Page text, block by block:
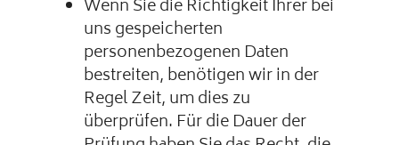
Wenn Sie die Richtigkeit Ihrer bei
uns gespeicherten
personenbezogenen Daten
bestreiten, benötigen wir in der
Regel Zeit, um dies zu
überprüfen. Für die Dauer der